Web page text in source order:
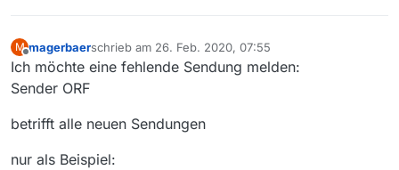
M
Offline
magerbaerschrieb am 26. Feb. 2020, 07:55
zuletzt editiert von
Ich möchte eine fehlende Sendung melden:
Sender ORF
betrifft alle neuen Sendungen
nur als Beispiel: